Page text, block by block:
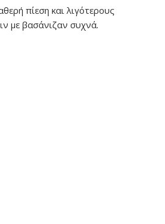
πίεση και λιγότερους
με βασάνιζαν συχνά.